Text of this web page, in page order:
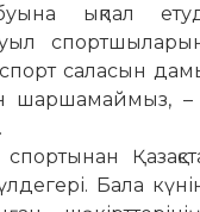
ықпал
саласын
шаршамаймыз, –
Бала